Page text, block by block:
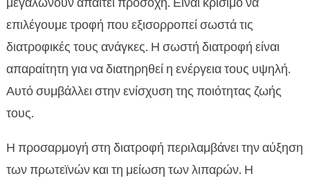
επιλέγουμε τροφή που εξισορροπεί σωστά τις
διατροφικές τους ανάγκες. Η σωστή διατροφή είναι
απαραίτητη για να διατηρηθεί η ενέργεια τους υψηλή.
Αυτό συμβάλλει στην ενίσχυση της ποιότητας ζωής
τους.
Η προσαρμογή στη διατροφή περιλαμβάνει την αύξηση
των πρωτεϊνών και τη μείωση των λιπαρών. Η